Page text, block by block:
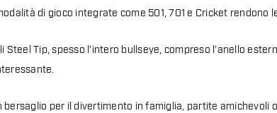
di gioco integrate come 501, 701 e Cricket rendono
Steel Tip, spesso l’intero bullseye, compreso l’anello
bersaglio per il divertimento in famiglia, partite amichevoli